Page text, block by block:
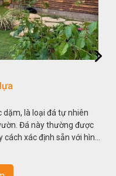
đẹp
xây dựng, sắp đặt,
to lớn ngoài tự nhiên vào
khác, người ta gọi là “giả
vụ cho mục đích thưởng